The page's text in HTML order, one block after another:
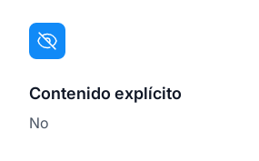
Contenido explícito
No